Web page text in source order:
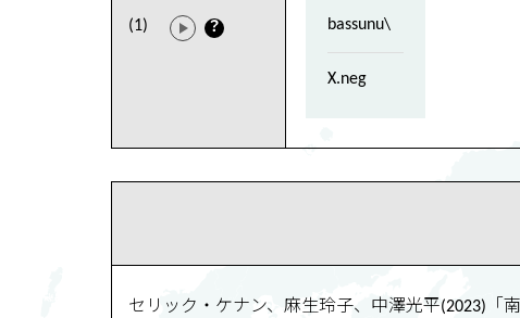
(1) ？ bassunu\
X.neg
セリック・ケナン、麻生玲子、中澤光平(2023)「